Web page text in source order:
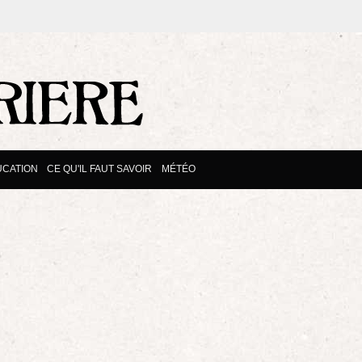
CE QU'IL FAUT SAVOIR MÉTÉO